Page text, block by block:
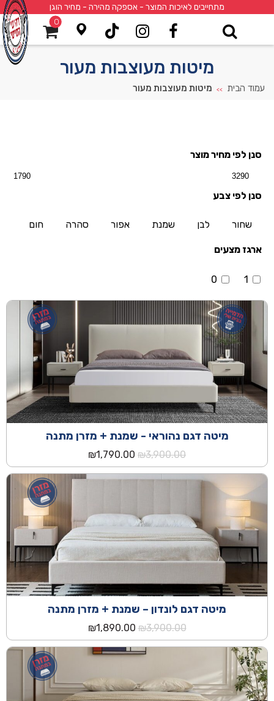
מתחייבים לאיכות המוצר - אספקה מהירה - מחיר הוגן
0
מיטות מעוצבות מעור
עמוד הבית >> מיטות מעוצבות מעור
סנן לפי מחיר מוצר
סנן לפי צבע
שחור לבן שמנת אפור סהרה חום
ארגז מצעים
1
0
מיטה דגם נהוראי - שמנת + מזרן מתנה
₪3,900.00
המחיר
המקורי
היה:
₪1,790.00
הנוכחי
הוא:
₪1,790.00.
מיטה דגם לונדון – שמנת + מזרן מתנה
₪3,900.00
המחיר
המקורי
היה:
₪1,890.00
הנוכחי
הוא:
₪1,890.00.